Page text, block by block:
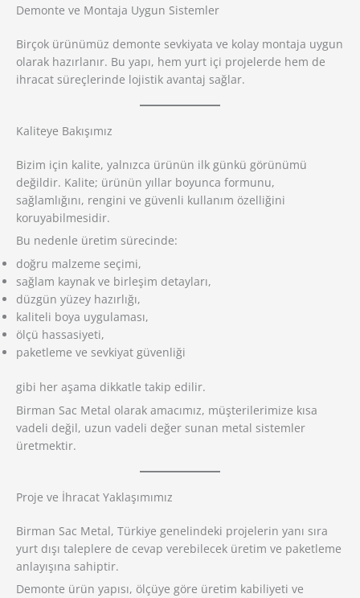
Demonte ve Montaja Uygun Sistemler
Birçok ürünümüz demonte sevkiyata ve kolay montaja uygun
olarak hazırlanır. Bu yapı, hem yurt içi projelerde hem de
ihracat süreçlerinde lojistik avantaj sağlar.
Kaliteye Bakışımız
Bizim için kalite, yalnızca ürünün ilk günkü görünümü
değildir. Kalite; ürünün yıllar boyunca formunu,
sağlamlığını, rengini ve güvenli kullanım özelliğini
koruyabilmesidir.
Bu nedenle üretim sürecinde:
doğru malzeme seçimi,
sağlam kaynak ve birleşim detayları,
düzgün yüzey hazırlığı,
kaliteli boya uygulaması,
ölçü hassasiyeti,
paketleme ve sevkiyat güvenliği
gibi her aşama dikkatle takip edilir.
Birman Sac Metal olarak amacımız, müşterilerimize kısa
vadeli değil, uzun vadeli değer sunan metal sistemler
üretmektir.
Proje ve İhracat Yaklaşımımız
Birman Sac Metal, Türkiye genelindeki projelerin yanı sıra
yurt dışı taleplere de cevap verebilecek üretim ve paketleme
anlayışına sahiptir.
Demonte ürün yapısı, ölçüye göre üretim kabiliyeti ve